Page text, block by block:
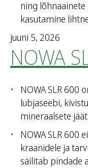
ning
kasutamine
juuni 5, 2026
NOWA
NOWA SLR 600
lubjaseebi,
mineraalsete
NOWA SLR 600
kraanidele ja
säilitab pindade